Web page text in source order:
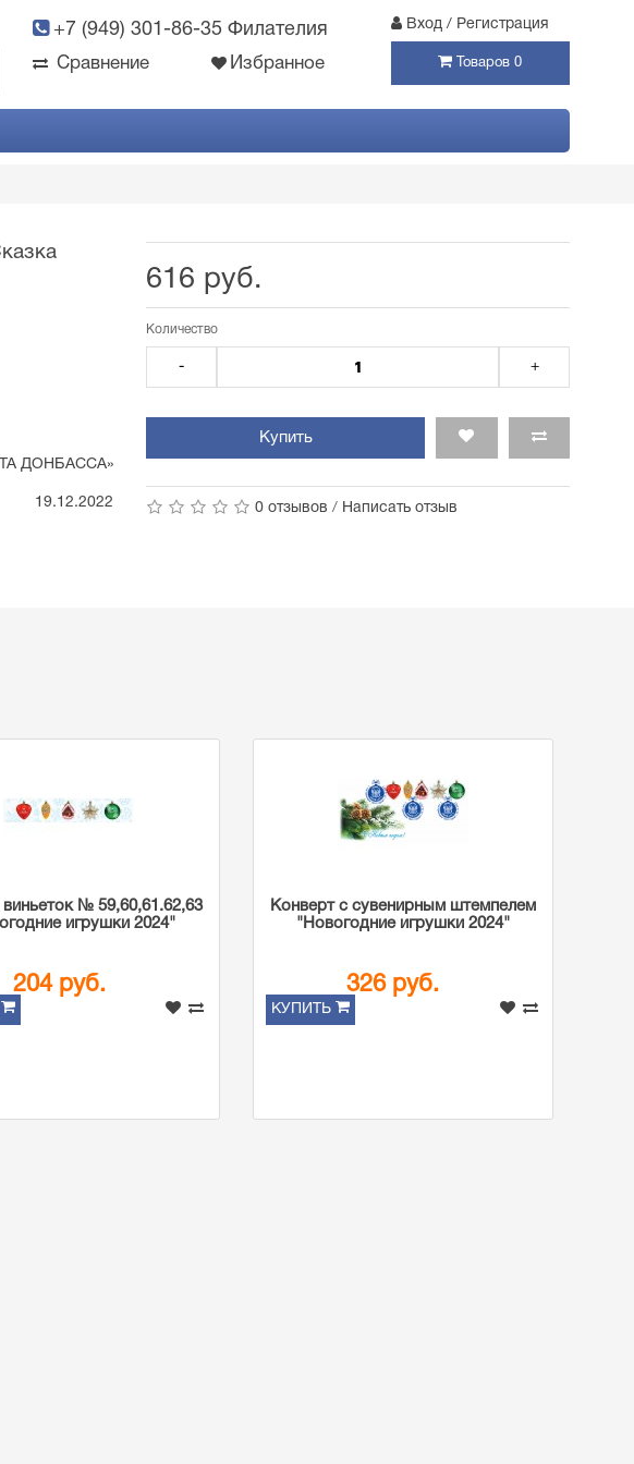
+7 (949) 301-86-35 Филателия Вход / Регистрация
Сравнение Избранное Товаров 0
ДОНБАССА»
19.12.2022
616 руб.
Количество
- +
Купить
0 отзывов / Написать отзыв
№ 59,60,61.62,63
игрушки 2024"
204 руб.
Конверт с сувенирным штемпелем
"Новогодние игрушки 2024"
326 руб.
КУПИТЬ